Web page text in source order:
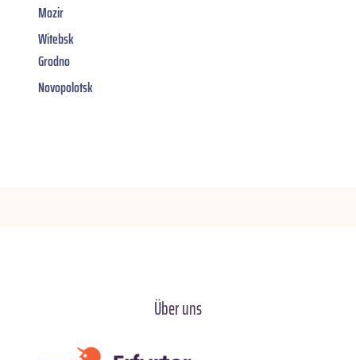
Mozir
Witebsk
Grodno
Novopolotsk
Über uns